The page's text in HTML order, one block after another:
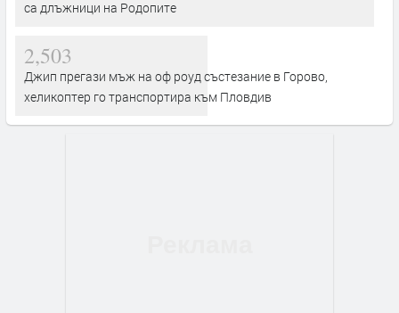
са длъжници на Родопите
2,503
Джип прегази мъж на оф роуд състезание в Горово,
хеликоптер го транспортира към Пловдив